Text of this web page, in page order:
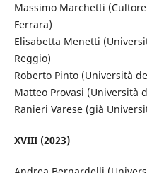
Massimo Marchetti
Ferrara)
Elisabetta Menetti
Reggio)
Roberto Pinto (Università
Matteo Provasi (Università
Ranieri Varese (già
XVIII (2023)